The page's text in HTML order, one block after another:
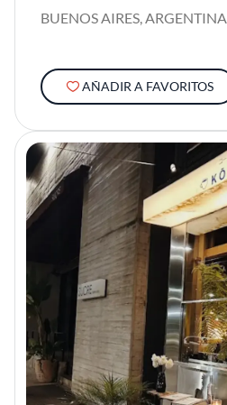
BUENOS AIRES, ARGENTINA
AÑADIR A FAVORITOS